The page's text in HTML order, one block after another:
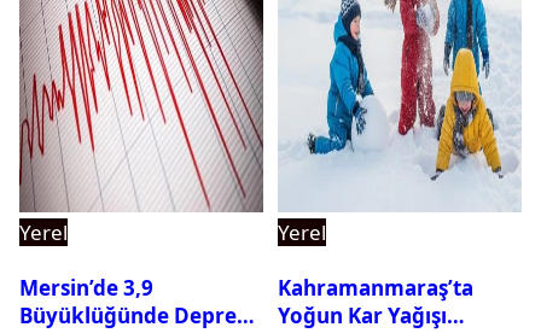
Yerel
Mersin’de 3,9
Büyüklüğünde Deprem
Yerel
Kahramanmaraş’ta
Yoğun Kar Yağışı